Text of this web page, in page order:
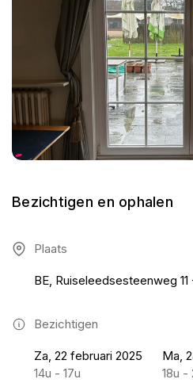
Bezichtigen en ophalen
Plaats
BE, Ruiseleedsesteenweg
Bezichtigen
Za, 22 februari 2025
14u - 17u
Ma,
18u -